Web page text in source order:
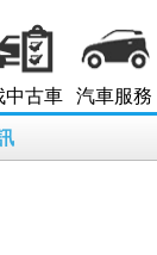
中古車 汽車服務